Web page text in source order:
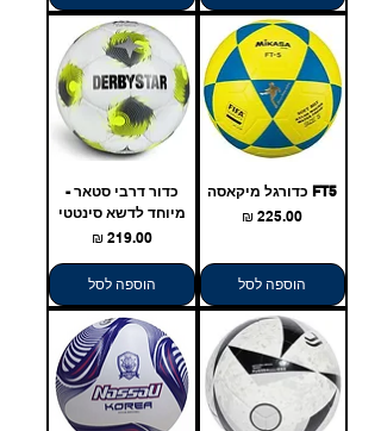
FT5 כדורגל מיקאסה
מחיר
הוספה לסל
כדור דרבי סטאר -
מיוחד לדשא סינטטי
מחיר‏219.00 ‏₪
הוספה לסל